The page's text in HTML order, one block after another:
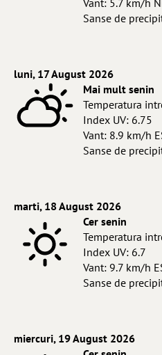
Vant: 5.7 km/h
Sanse de
luni, 17 August 2026
Mai mult senin
Temperatura
Index UV: 6.75
Vant: 8.9 km/h
Sanse de
marti, 18 August 2026
Cer senin
Temperatura
Index UV: 6.7
Vant: 9.7 km/h
Sanse de
miercuri, 19 August 2026